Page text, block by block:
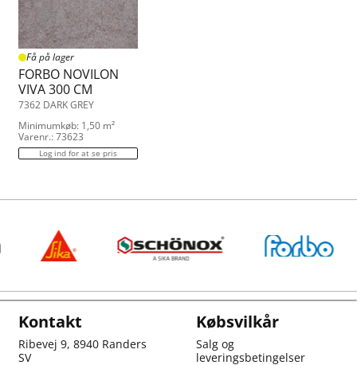
Få på lager
FORBO NOVILON
VIVA 300 CM
7362 DARK GREY
Minimumkøb: 1,50 m²
Varenr.: 73623
Log ind for at se pris
Kontakt
Ribevej 9, 8940 Randers
SV
Købsvilkår
Salg og
leveringsbetingelser